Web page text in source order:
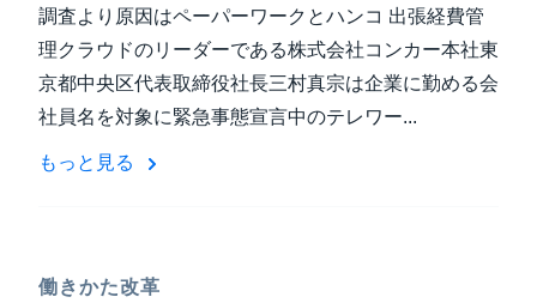
調査より原因はペーパーワークとハンコ 出張経費管
理クラウドのリーダーである株式会社コンカー本社東
京都中央区代表取締役社長三村真宗は企業に勤める会
社員名を対象に緊急事態宣言中のテレワー...
もっと見る
働きかた改革